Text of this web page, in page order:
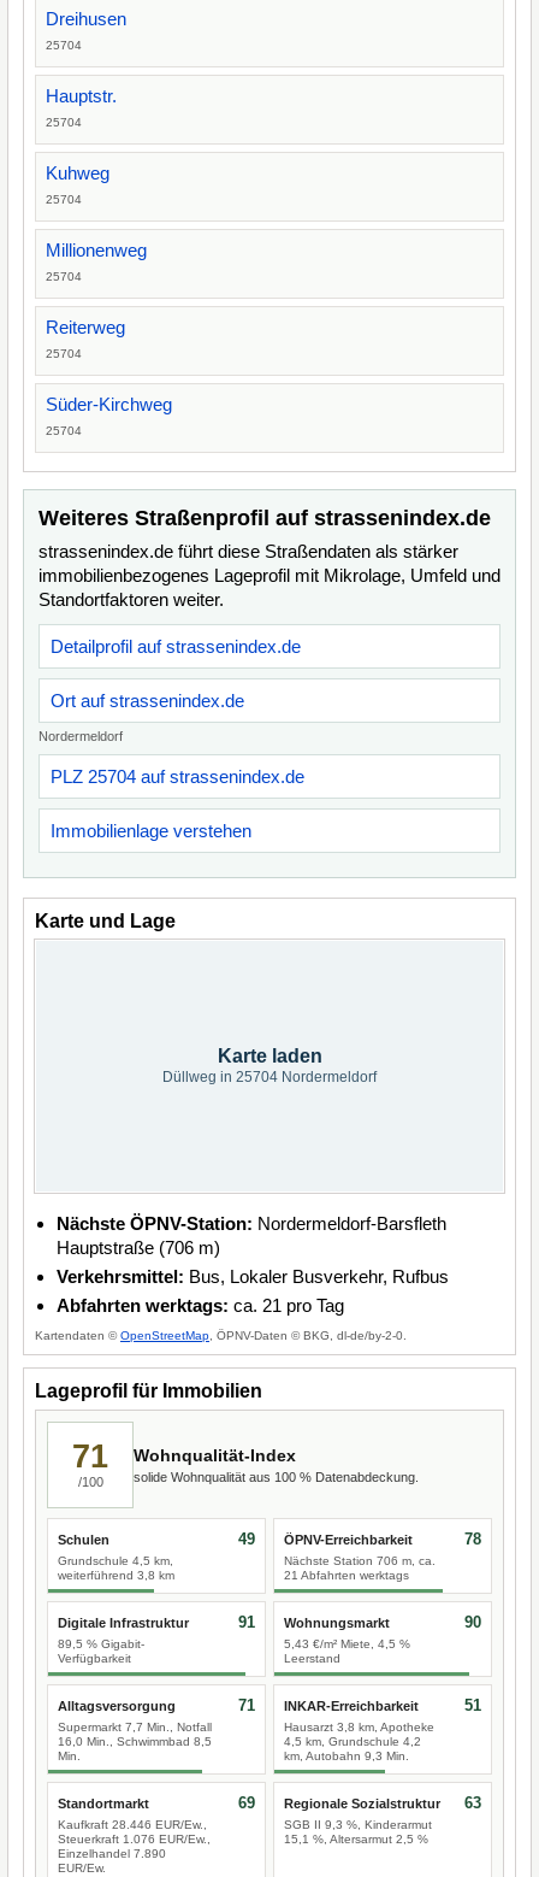
Dreihusen
25704
Hauptstr.
25704
Kuhweg
25704
Millionenweg
25704
Reiterweg
25704
Süder-Kirchweg
25704
Weiteres Straßenprofil auf strassenindex.de
strassenindex.de führt diese Straßendaten als stärker
immobilienbezogenes Lageprofil mit Mikrolage, Umfeld und
Standortfaktoren weiter.
Detailprofil auf strassenindex.de
Ort auf strassenindex.de
Nordermeldorf
PLZ 25704 auf strassenindex.de
Immobilienlage verstehen
Karte und Lage
Karte laden
Düllweg in 25704 Nordermeldorf
Nächste ÖPNV-Station: Nordermeldorf-Barsfleth
Hauptstraße (706 m)
Verkehrsmittel: Bus, Lokaler Busverkehr, Rufbus
Abfahrten werktags: ca. 21 pro Tag
Kartendaten ©OpenStreetMap , ÖPNV-Daten © BKG, dl-de/by-2-0.
Lageprofil für Immobilien
71
/100
Wohnqualität-Index
solide Wohnqualität aus 100 % Datenabdeckung.
Schulen
Grundschule 4,5 km,
weiterführend 3,8 km
49 ÖPNV-Erreichbarkeit
Nächste Station 706 m, ca.
21 Abfahrten werktags
78
Digitale Infrastruktur
89,5 % Gigabit-
Verfügbarkeit
91 Wohnungsmarkt
5,43 €/m² Miete, 4,5 %
Leerstand
90
Alltagsversorgung
Supermarkt 7,7 Min., Notfall
16,0 Min., Schwimmbad 8,5
Min.
71 INKAR-Erreichbarkeit
Hausarzt 3,8 km, Apotheke
4,5 km, Grundschule 4,2
km, Autobahn 9,3 Min.
51
Standortmarkt
Kaufkraft 28.446 EUR/Ew.,
Steuerkraft 1.076 EUR/Ew.,
Einzelhandel 7.890
EUR/Ew.
69 Regionale Sozialstruktur
SGB II 9,3 %, Kinderarmut
15,1 %, Altersarmut 2,5 %
63